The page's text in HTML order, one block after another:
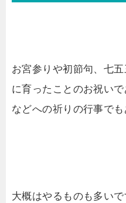
お宮参りや初節句、七
に育ったことのお祝い
などへの祈りの行事でも
大概はやるものも多い